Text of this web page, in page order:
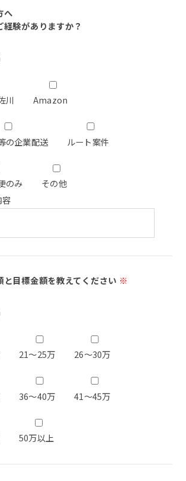
へ
経験がありますか？
川 Amazon
の企業配送 ルート案件
のみ
その他
容
と目標金額を教えてください ※
21～25万 26～30万
36～40万 41～45万
50万以上